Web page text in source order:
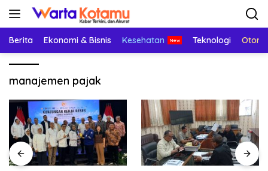
Langsung
Berita Ekonomi & Bisnis Kesehatan Teknologi
manajemen pajak